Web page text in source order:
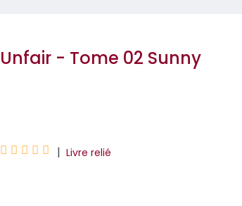
Unfair - Tome 02 Sunny
     | Livre relié